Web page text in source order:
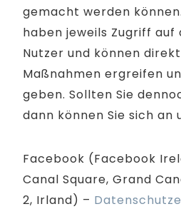
gemacht werden
haben jeweils Zugriff auf
Nutzer und können
Maßnahmen ergreifen
geben. Sollten Sie
dann können Sie sich an
Facebook (Facebook
Canal Square, Grand
2, Irland) –